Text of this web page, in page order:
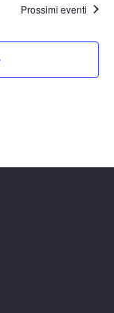
Prossimi eventi